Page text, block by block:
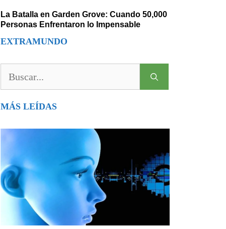
La Batalla en Garden Grove: Cuando 50,000
Personas Enfrentaron lo Impensable
EXTRAMUNDO
MÁS LEÍDAS